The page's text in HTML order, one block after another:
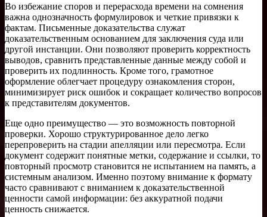
Во избежание споров и перерасхода времени на сомнения
важна однозначность формулировок и четкие привязки к
фактам. Письменные доказательства служат
доказательственным основанием для заключения суда или
другой инстанции. Они позволяют проверить корректность
выводов, сравнить представленные данные между собой и
проверить их подлинность. Кроме того, грамотное
оформление облегчает процедуру ознакомления сторон,
минимизирует риск ошибок и сокращает количество вопросов
к представителям документов.
Еще одно преимущество — это возможность повторной
проверки. Хорошо структурированное дело легко
перепроверить на стадии апелляции или пересмотра. Если
документ содержит понятные метки, содержание и ссылки, то
повторный просмотр становится не испытанием на память, а
системным анализом. Именно поэтому внимание к формату
часто сравнивают с вниманием к доказательственной
ценности самой информации: без аккуратной подачи
ценность снижается.